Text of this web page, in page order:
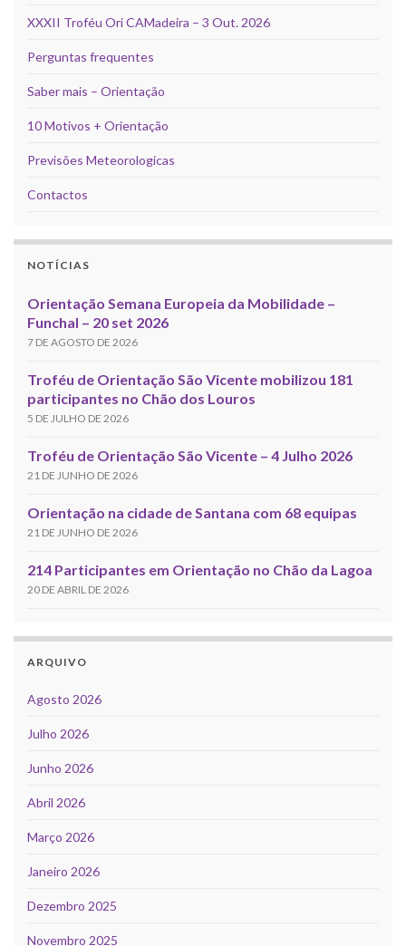
XXXII Troféu Ori CAMadeira – 3 Out. 2026
Perguntas frequentes
Saber mais – Orientação
10 Motivos + Orientação
Previsões Meteorologicas
Contactos
NOTÍCIAS
Orientação Semana Europeia da Mobilidade –
Funchal – 20 set 2026
7 DE AGOSTO DE 2026
Troféu de Orientação São Vicente mobilizou 181
participantes no Chão dos Louros
5 DE JULHO DE 2026
Troféu de Orientação São Vicente – 4 Julho 2026
21 DE JUNHO DE 2026
Orientação na cidade de Santana com 68 equipas
21 DE JUNHO DE 2026
214 Participantes em Orientação no Chão da Lagoa
20 DE ABRIL DE 2026
ARQUIVO
Agosto 2026
Julho 2026
Junho 2026
Abril 2026
Março 2026
Janeiro 2026
Dezembro 2025
Novembro 2025